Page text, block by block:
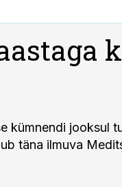
kümnendi jooksul
täna ilmuva